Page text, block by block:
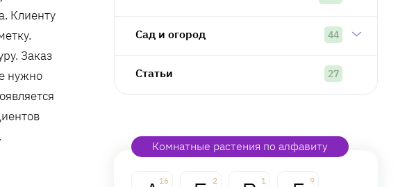
Клиенту
Заказ
нужно
Сад и огород 44
Статьи 27
Комнатные растения по алфавиту
16 2 1 9